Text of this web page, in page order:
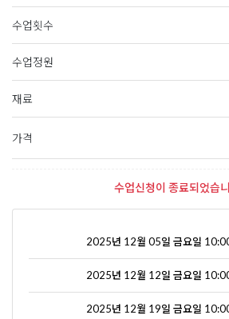
수업횟수
수업정원
재료
가격
수업신청이 종료되었습
2025년 12월 05일 금요일
2025년 12월 12일 금요일
2025년 12월 19일 금요일